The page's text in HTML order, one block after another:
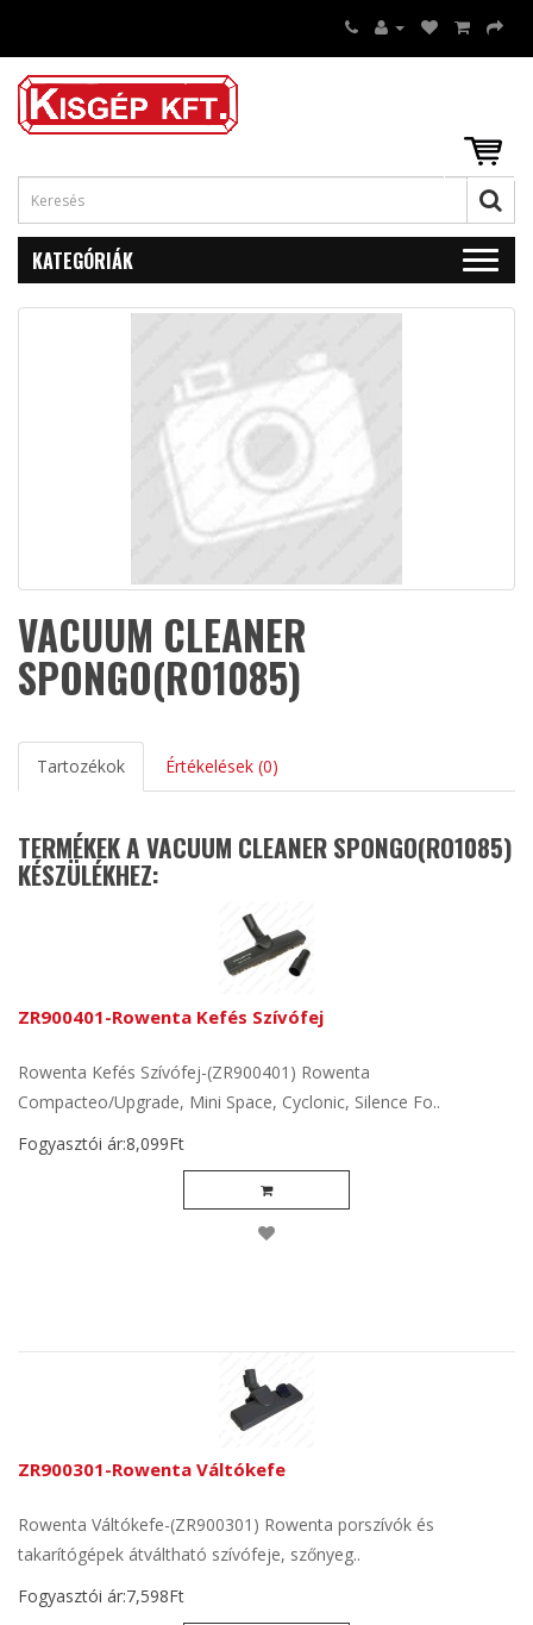
KATEGÓRIÁK
VACUUM CLEANER
SPONGO(RO1085)
Tartozékok Értékelések (0)
TERMÉKEK A VACUUM CLEANER SPONGO(RO1085)
KÉSZÜLÉKHEZ:
ZR900401-Rowenta Kefés Szívófej
Rowenta Kefés Szívófej-(ZR900401) Rowenta
Compacteo/Upgrade, Mini Space, Cyclonic, Silence Fo..
Fogyasztói ár:8,099Ft
ZR900301-Rowenta Váltókefe
Rowenta Váltókefe-(ZR900301) Rowenta porszívók és
takarítógépek átváltható szívófeje, szőnyeg..
Fogyasztói ár:7,598Ft